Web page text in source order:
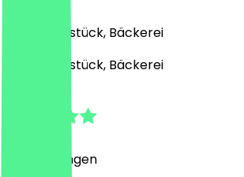
Café, Frühstück, Bäckerei
Café, Frühstück, Bäckerei
Bewertungen